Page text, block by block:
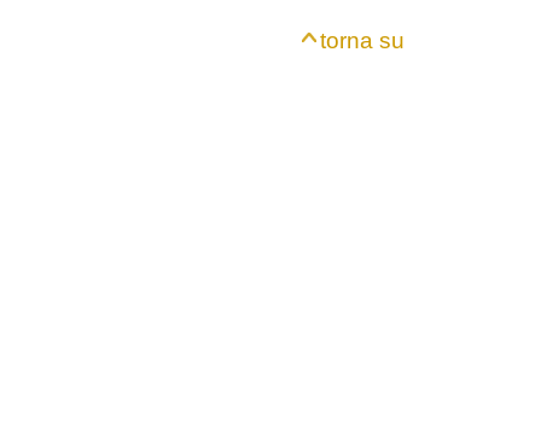
torna su